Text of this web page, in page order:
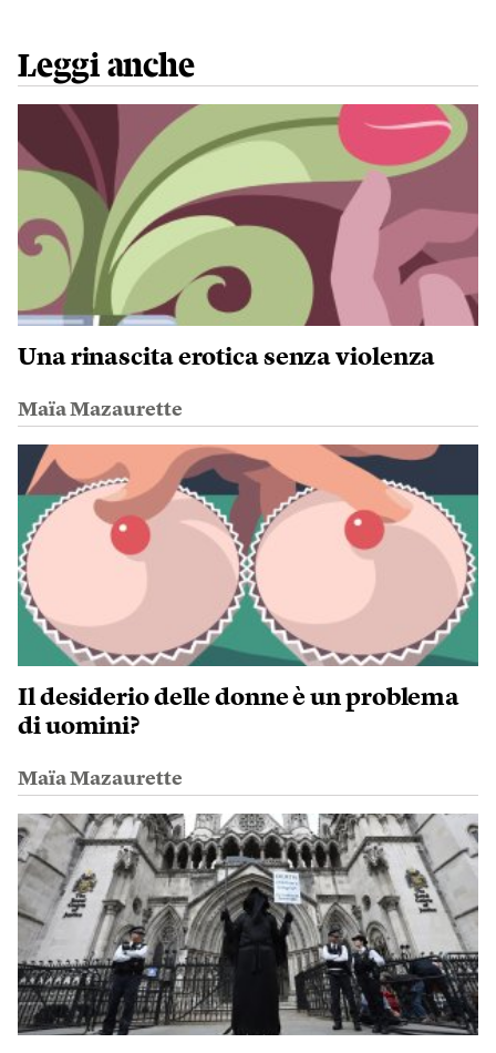
Leggi anche
Una rinascita erotica senza violenza
Maïa Mazaurette
Il desiderio delle donne è un problema
di uomini?
Maïa Mazaurette